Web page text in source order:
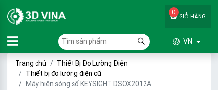
GIỎ HÀNG
0
VN
Trang chủ
Thiết Bị Đo Lường Điện
Thiết bị đo lường điện cũ
Máy hiện sóng số KEYSIGHT DSOX2012A